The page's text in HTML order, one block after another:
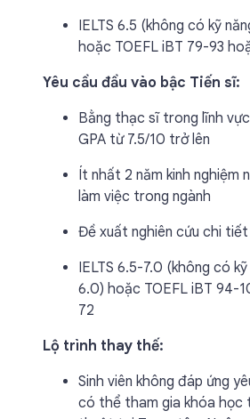
IELTS 6.5 (không có kỹ
hoặc TOEFL iBT 79-93
Yêu cầu đầu vào bậc Tiến sĩ:
Bằng thạc sĩ trong lĩnh vực
GPA từ 7.5/10 trở lên
Ít nhất 2 năm kinh nghiệm
làm việc trong ngành
Đề xuất nghiên cứu chi tiết
IELTS 6.5-7.0 (không có
6.0) hoặc TOEFL iBT 94-
72
Lộ trình thay thế:
Sinh viên không đáp ứng
có thể tham gia khóa học